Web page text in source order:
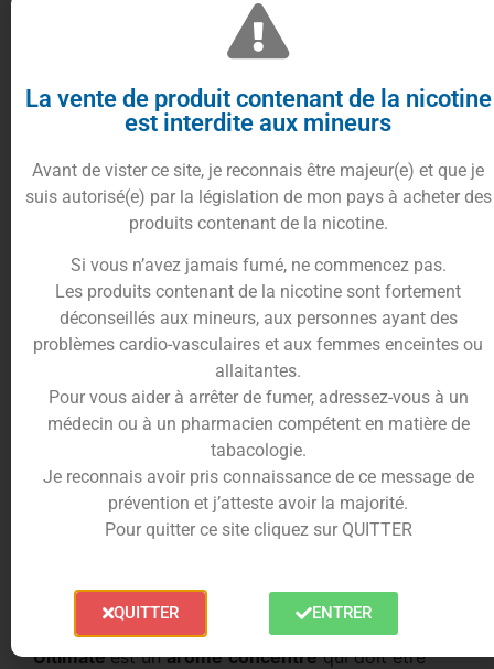
Informations complémentaires
Un concentré qui a du soleil pour
vos DIY de e-liquides
Arômes et Liquides
la lumière dans la grisaille de l’hiver avec ce
concentré Phoenix Green editionsans sucralose
aux saveurs d’ananas et de citron. Découvrez un
concentré juteux et rafraîchissant. C’est une
énorme vague de fraîcheur glaciale qui envahit
votre palais. L’ananas est très présent tandis que
pointe d’acidité qui fait toute la différence.
concentré Phoenix de la gammeA&L
Ultimateest unarôme concentréqui doit être
La vente de produit contenant de la nicotine
est interdite aux mineurs
Avant de vister ce site, je reconnais être majeur(e) et que je
suis autorisé(e) par la législation de mon pays à acheter des
produits contenant de la nicotine.
Si vous n’avez jamais fumé, ne commencez pas.
Les produits contenant de la nicotine sont fortement
déconseillés aux mineurs, aux personnes ayant des
problèmes cardio-vasculaires et aux femmes enceintes ou
allaitantes.
Pour vous aider à arrêter de fumer, adressez-vous à un
médecin ou à un pharmacien compétent en matière de
tabacologie.
Je reconnais avoir pris connaissance de ce message de
prévention et j’atteste avoir la majorité.
Pour quitter ce site cliquez sur QUITTER
QUITTER ENTRER